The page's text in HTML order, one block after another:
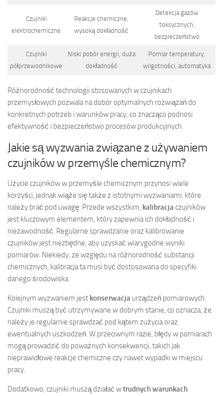
Czujniki
elektrochemiczne
Reakcje chemiczne,
wysoką dokładność
Detekcja gazów
toksycznych,
bezpieczeństwo
Czujniki
półprzewodnikowe
Niski pobór energii, duża
dokładność
Pomiar temperatury,
wilgotności, automatyka
Różnorodność technologii stosowanych w czujnikach
przemysłowych pozwala na dobór optymalnych rozwiązań do
konkretnych potrzeb i warunków pracy, co znacząco podnosi
efektywność i bezpieczeństwo procesów produkcyjnych.
Jakie są wyzwania związane z używaniem
czujników w przemyśle chemicznym?
Użycie czujników w przemyśle chemicznym przynosi wiele
korzyści, jednak wiąże się także z istotnymi wyzwaniami, które
należy brać pod uwagę. Przede wszystkim, kalibracjaczujników
jest kluczowym elementem, który zapewnia ich dokładność i
niezawodność. Regularne sprawdzanie oraz kalibrowanie
czujników jest niezbędne, aby uzyskać wiarygodne wyniki
pomiarów. Niekiedy, ze względu na różnorodność substancji
chemicznych, kalibracja ta musi być dostosowana do specyfiki
danego środowiska.
Kolejnym wyzwaniem jest konserwacja urządzeń pomiarowych.
Czujniki muszą być utrzymywane w dobrym stanie, co oznacza, że
należy je regularnie sprawdzać pod kątem zużycia oraz
ewentualnych uszkodzeń. W przeciwnym razie, błędy w pomiarach
mogą prowadzić do poważnych konsekwencji, takich jak
nieprawidłowe reakcje chemiczne czy nawet wypadki w miejscu
pracy.
Dodatkowo, czujniki muszą działać wtrudnych warunkach